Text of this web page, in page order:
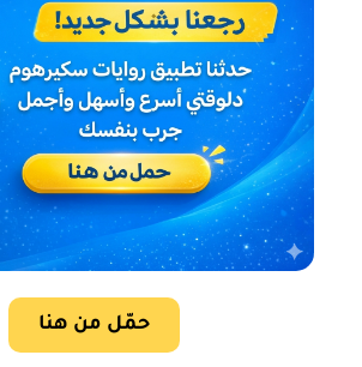
حمّل من هنا